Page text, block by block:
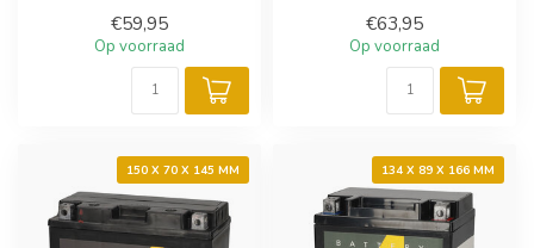
€59,95
Op voorraad
€63,95
Op voorraad
150 X 70 X 145 MM 134 X 89 X 166 MM